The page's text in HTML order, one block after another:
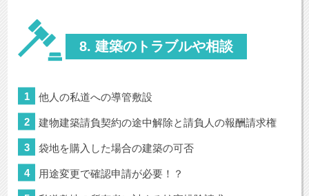
8. 建築のトラブルや相談
他人の私道への導管敷設
建物建築請負契約の途中解除と請負人の報酬請求権
袋地を購入した場合の建築の可否
用途変更で確認申請が必要！？